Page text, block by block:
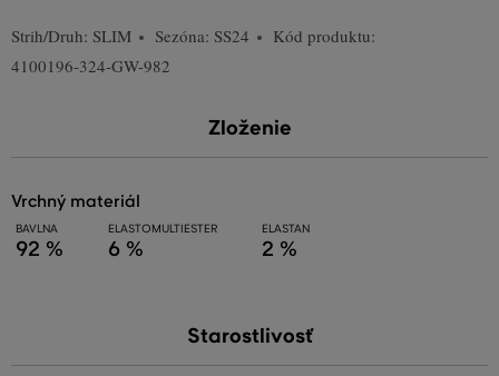
Strih/Druh: SLIM Sezóna: SS24
Kód produktu:
4100196-324-GW-982
Zloženie
vrchný materiál
BAVLNA
92 %
ELASTOMULTIESTER
6 %
ELASTAN
2 %
Starostlivosť